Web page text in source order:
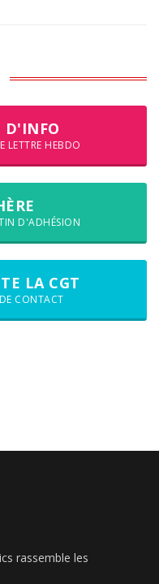
D'INFO
LETTRE HEBDO
D'ADHÉSION
LA CGT
CONTACT
rassemble les